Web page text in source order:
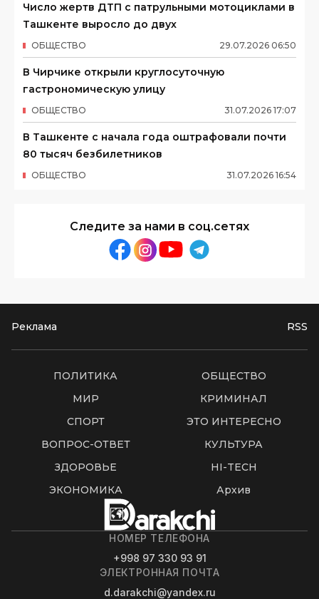
Число жертв ДТП с патрульными мотоциклами в
Ташкенте выросло до двух
29.07.2026 06:50
ОБЩЕСТВО
В Чирчике открыли круглосуточную
гастрономическую улицу
31.07.2026 17:07
ОБЩЕСТВО
В Ташкенте с начала года оштрафовали почти
80 тысяч безбилетников
31.07.2026 16:54
ОБЩЕСТВО
Следите за нами в соц.сетях
Реклама RSS
ПОЛИТИКА
ОБЩЕСТВО
МИР
КРИМИНАЛ
СПОРТ
ЭТО ИНТЕРЕСНО
ВОПРОС-ОТВЕТ
КУЛЬТУРА
ЗДОРОВЬЕ
HI-TECH
ЭКОНОМИКА
Архив
НОМЕР ТЕЛЕФОНА
+998 97 330 93 91
ЭЛЕКТРОННАЯ ПОЧТА
d.darakchi@yandex.ru